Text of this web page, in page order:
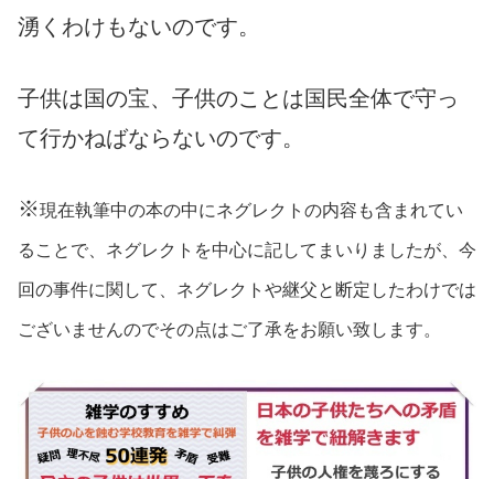
湧くわけもないのです。
子供は国の宝、子供のことは国民全体で守っ
て行かねばならないのです。
※現在執筆中の本の中にネグレクトの内容も含まれてい
ることで、ネグレクトを中心に記してまいりましたが、今
回の事件に関して、ネグレクトや継父と断定したわけでは
ございませんのでその点はご了承をお願い致します。